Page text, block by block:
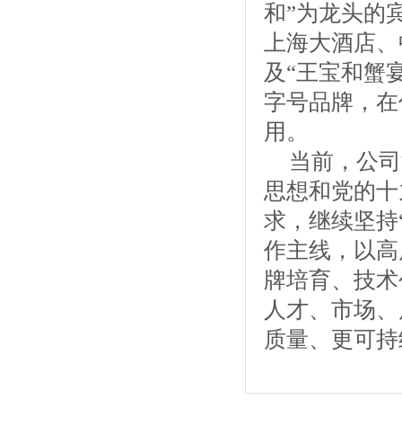
和”为龙头的
上海大酒店
及“王宝和蟹
字号品牌，
用。
当前，公
思想和党的
求，继续坚
作主线，以
牌培育、技
人才、市场
质量、更可